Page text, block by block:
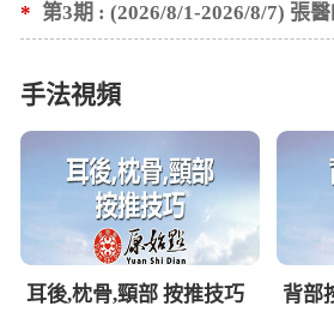
* 第3期 : (2026/8/1-2026/8/7) 張醫師親自培訓手法 廣州基礎班7 天錄取名
手法視頻
耳後,枕骨,頸部 按推技巧 背部